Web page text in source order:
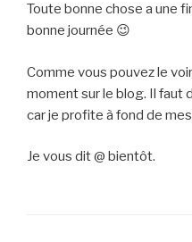
Toute bonne chose a une
bonne journée 😉
Comme vous pouvez le
moment sur le blog. Il faut
car je profite à fond de
Je vous dit @ bientôt.